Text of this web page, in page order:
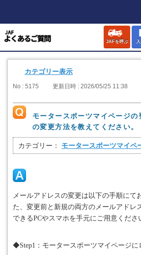
JAFを呼ぶ
カテゴリー表示
No : 5175 更新日時 : 2026/05/25 11:38
モータースポーツマイページの
の変更方法を教えてください。
カテゴリー： モータースポーツマイペ
メールアドレスの変更は以下の手順にて
た、変更前と新規の両方のメールアドレ
できるPCやスマホを手元にご用意くださ
◆Step1 ：モータースポーツマイページ